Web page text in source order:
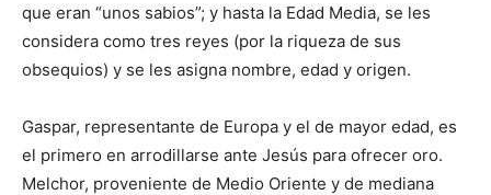
que eran “unos sabios”; y hasta la Edad Media, se les
considera como tres reyes (por la riqueza de sus
obsequios) y se les asigna nombre, edad y origen.
Gaspar, representante de Europa y el de mayor edad, es
el primero en arrodillarse ante Jesús para ofrecer oro.
Melchor, proveniente de Medio Oriente y de mediana